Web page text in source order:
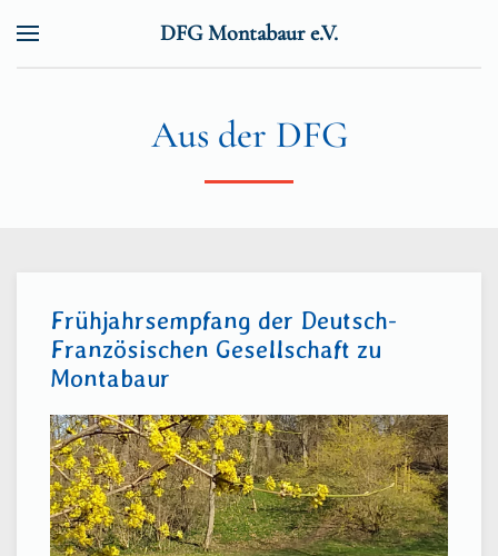
DFG Montabaur e.V.
Aus der DFG
Frühjahrsempfang der Deutsch-
Französischen Gesellschaft zu
Montabaur